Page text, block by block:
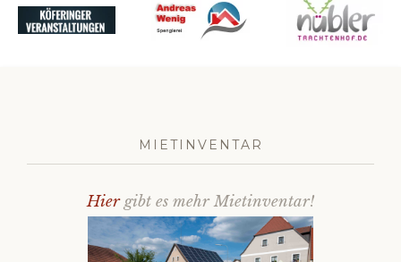
MIETINVENTAR
Hiergibt es mehr Mietinventar!